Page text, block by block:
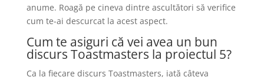
anume. Roagă pe cineva dintre ascultători să verifice
cum te-ai descurcat la acest aspect.
Cum te asiguri că vei avea un bun
discurs Toastmasters la proiectul 5?
Ca la fiecare discurs Toastmasters, iată câteva